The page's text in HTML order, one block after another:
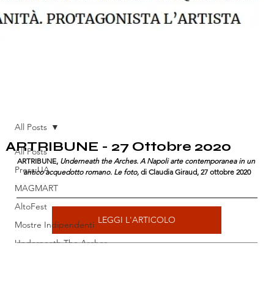
All Posts
Press UA
MAGMART
AltoFest
Mostre Indipendenti
Underneath The Arches
All Posts
ARTRIBUNE - 27 Ottobre 2020
ARTRIBUNE, Underneath the Arches. A Napoli arte contemporanea in un
antico acquedotto romano. Le foto, di Claudia Giraud, 27 ottobre 2020
LEGGI L'ARTICOLO